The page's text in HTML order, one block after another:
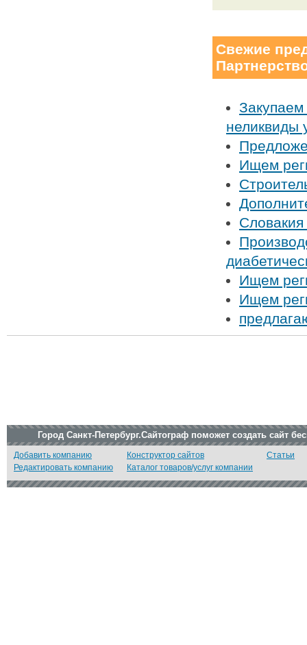
Свежие
неликвиды
Ищем
Ищем
Ищем
Город Санкт-Петербург.Сайтограф поможет создать сайт
Добавить компанию
Редактировать компанию
Конструктор сайтов
Каталог товаров/услуг компании
Статьи